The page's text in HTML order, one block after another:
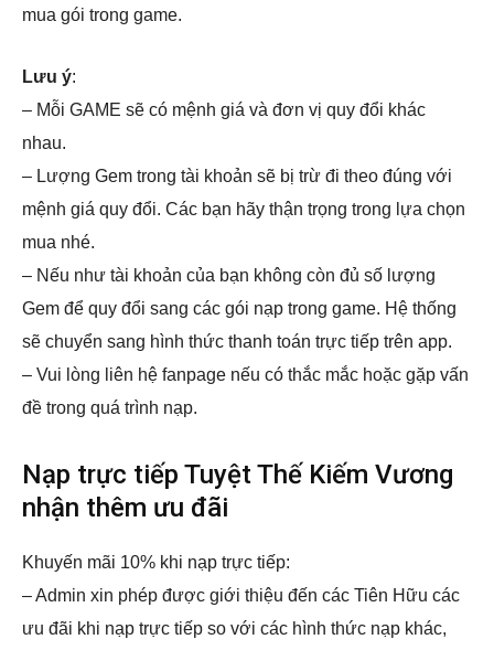
mua gói trong game.
Lưu ý:
– Mỗi GAME sẽ có mệnh giá và đơn vị quy đổi khác
nhau.
– Lượng Gem trong tài khoản sẽ bị trừ đi theo đúng với
mệnh giá quy đổi. Các bạn hãy thận trọng trong lựa chọn
mua nhé.
– Nếu như tài khoản của bạn không còn đủ số lượng
Gem để quy đổi sang các gói nạp trong game. Hệ thống
sẽ chuyển sang hình thức thanh toán trực tiếp trên app.
– Vui lòng liên hệ fanpage nếu có thắc mắc hoặc gặp vấn
đề trong quá trình nạp.
Nạp trực tiếp Tuyệt Thế Kiếm Vương
nhận thêm ưu đãi
Khuyến mãi 10% khi nạp trực tiếp:
– Admin xin phép được giới thiệu đến các Tiên Hữu các
ưu đãi khi nạp trực tiếp so với các hình thức nạp khác,